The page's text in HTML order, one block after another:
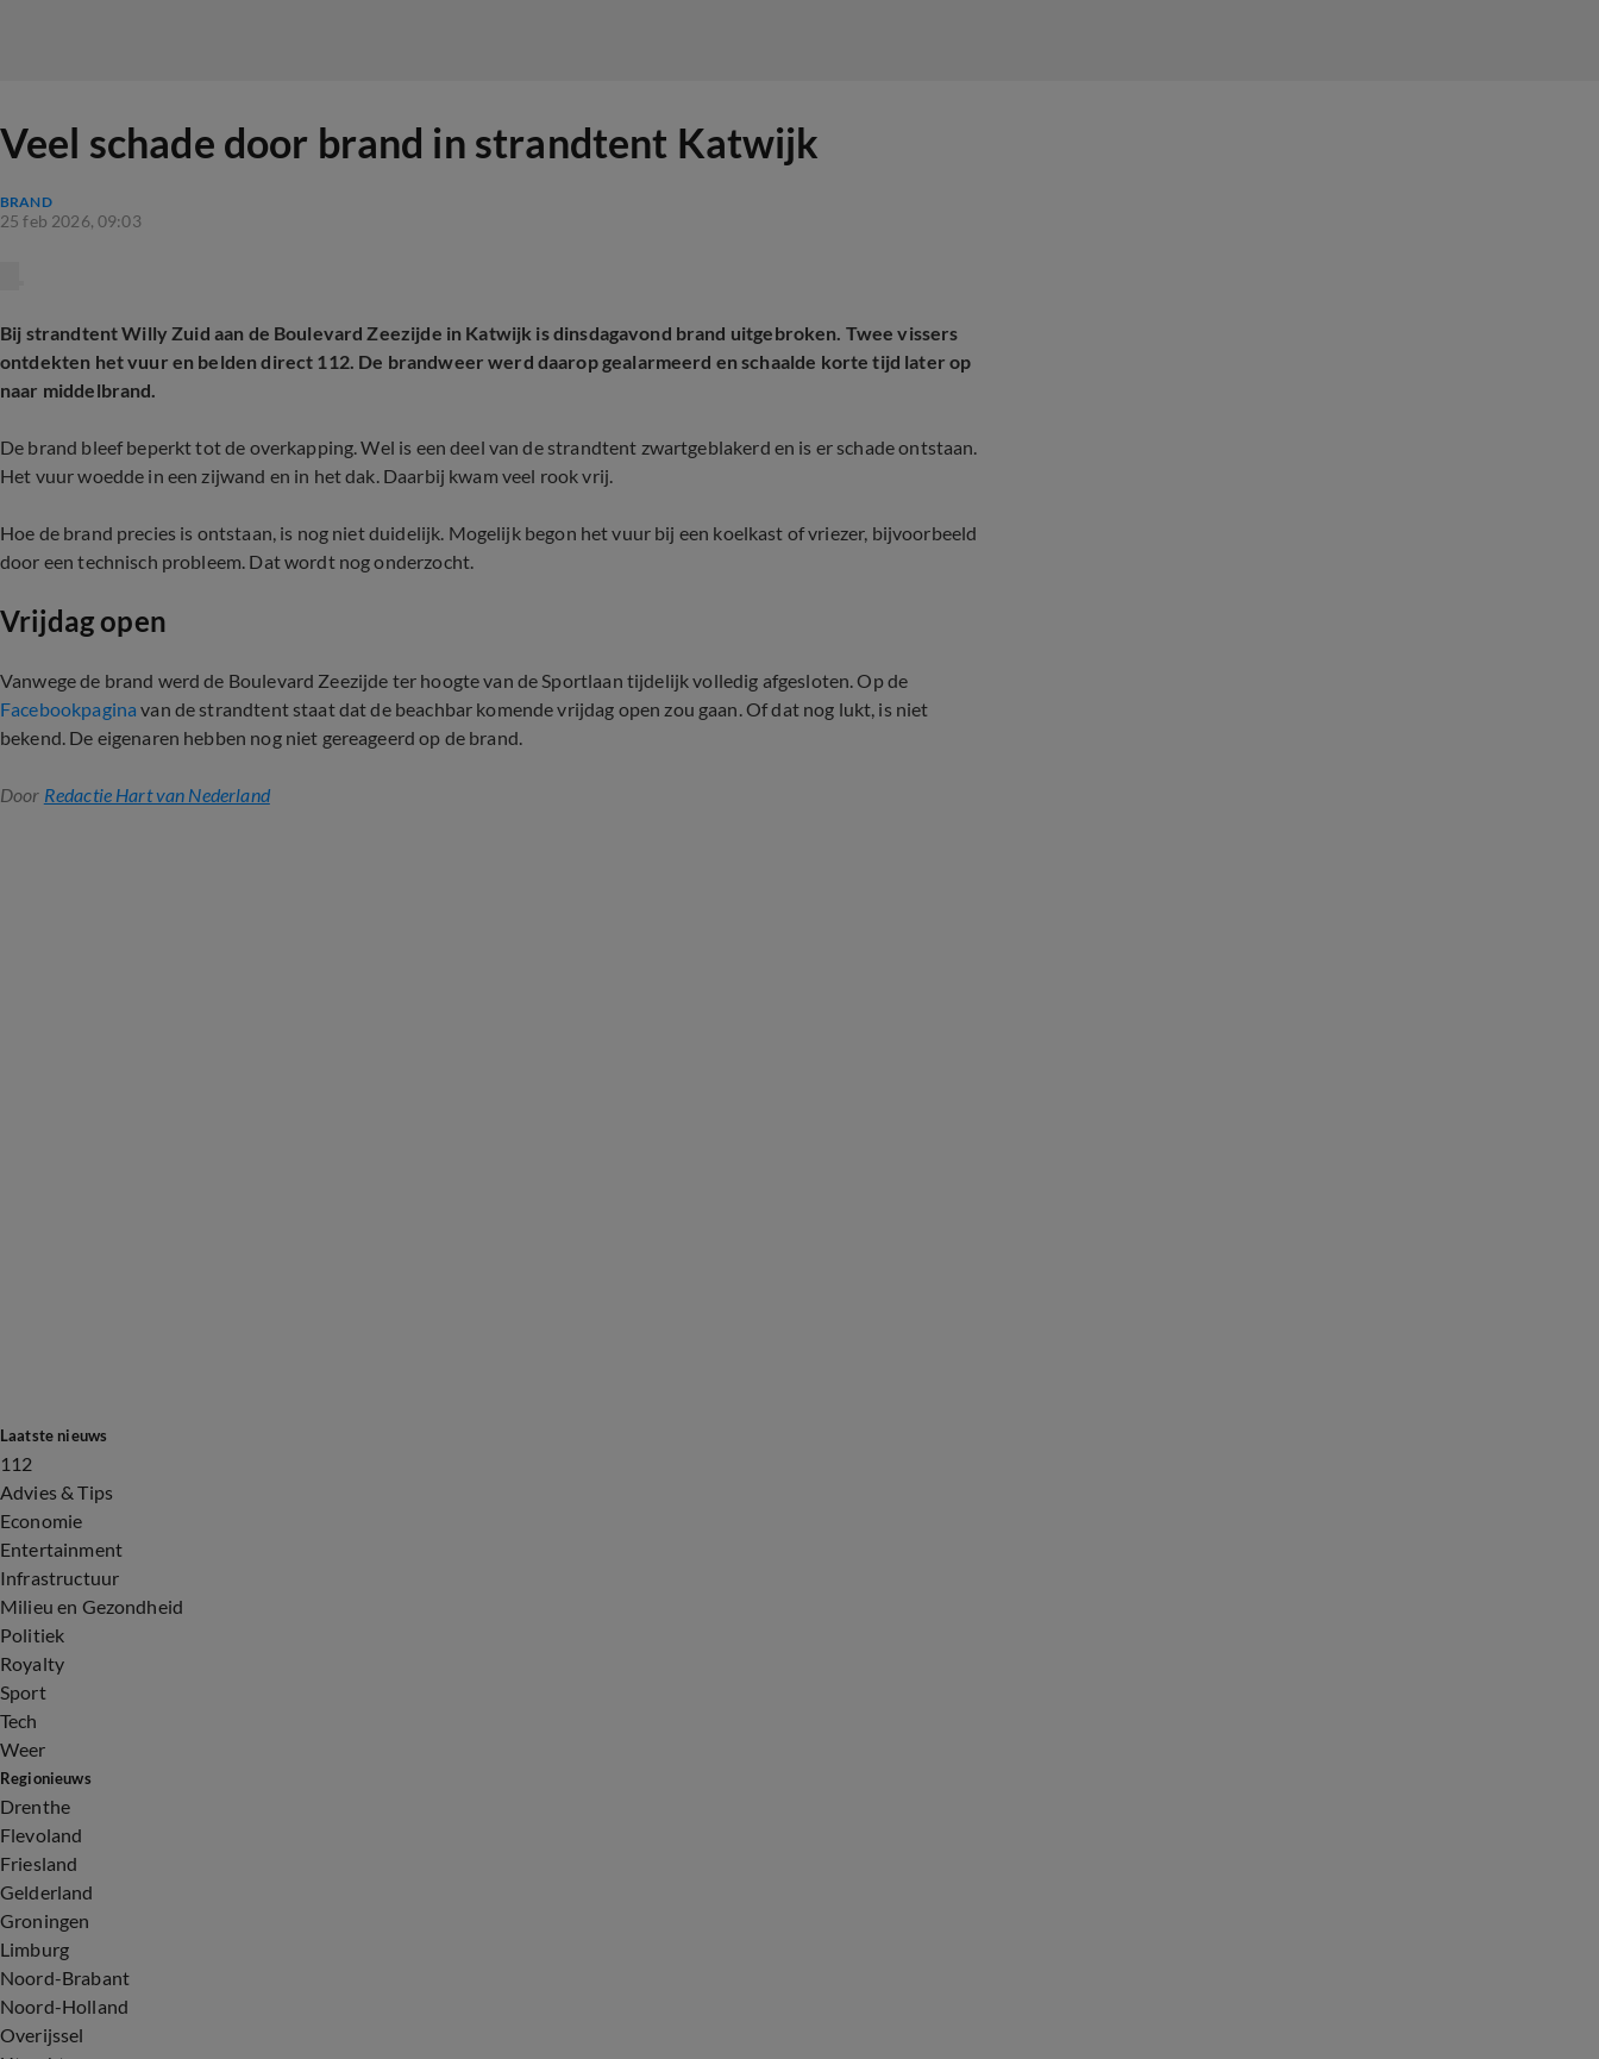
Veel schade door brand in strandtent Katwijk
BRAND
25 feb 2026, 09:03
Bij strandtent Willy Zuid aan de Boulevard Zeezijde in Katwijk is dinsdagavond brand uitgebroken. Twee vissers
ontdekten het vuur en belden direct 112. De brandweer werd daarop gealarmeerd en schaalde korte tijd later op
naar middelbrand.
De brand bleef beperkt tot de overkapping. Wel is een deel van de strandtent zwartgeblakerd en is er schade ontstaan.
Het vuur woedde in een zijwand en in het dak. Daarbij kwam veel rook vrij.
Hoe de brand precies is ontstaan, is nog niet duidelijk. Mogelijk begon het vuur bij een koelkast of vriezer, bijvoorbeeld
door een technisch probleem. Dat wordt nog onderzocht.
Vrijdag open
Vanwege de brand werd de Boulevard Zeezijde ter hoogte van de Sportlaan tijdelijk volledig afgesloten. Op de
Facebookpagina van de strandtent staat dat de beachbar komende vrijdag open zou gaan. Of dat nog lukt, is niet
bekend. De eigenaren hebben nog niet gereageerd op de brand.
Door Redactie Hart van Nederland
Laatste nieuws
112
Advies & Tips
Economie
Entertainment
Infrastructuur
Milieu en Gezondheid
Politiek
Royalty
Sport
Tech
Weer
Regionieuws
Drenthe
Flevoland
Friesland
Gelderland
Groningen
Limburg
Noord-Brabant
Noord-Holland
Overijssel